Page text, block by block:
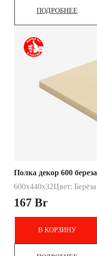
ПОДРОБНЕЕ
Полка декор 600 береза
600х440х32Цвет: Берёза
167 Br
В КОРЗИНУ